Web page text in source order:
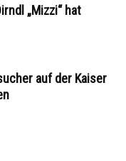
„Mizzi“ hat
auf der Kaiser